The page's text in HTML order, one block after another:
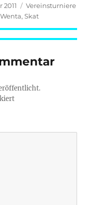
2011 Kategorien
Vereinsturniere
,Skat